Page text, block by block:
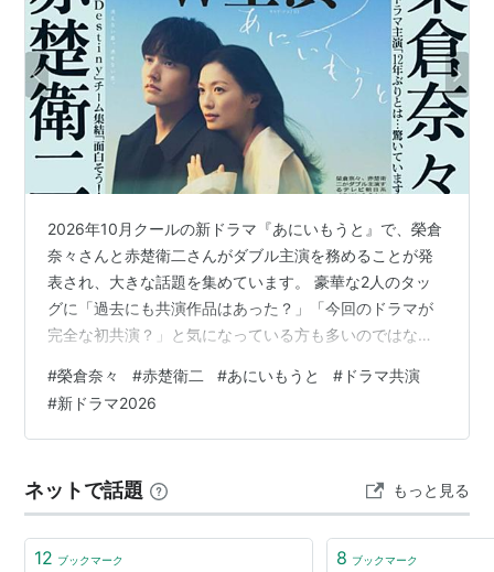
2026年10月クールの新ドラマ『あにいもうと』で、榮倉
奈々さんと赤楚衛二さんがダブル主演を務めることが発
表され、大きな話題を集めています。 豪華な2人のタッ
グに「過去にも共演作品はあった？」「今回のドラマが
完全な初共演？」と気になっている方も多いのではない
タッグを組んでドラマで共演するのは今回の『あにいも
うと』が初共演となります。 この記事では、榮倉奈々さ
んと赤楚衛二さんの過去の接点や実年齢の差、演技派と
す。 さらに、それぞれの過去の代表作を今すぐ楽しめる
動画配信サービスの情報まで詳しくお…
#榮倉奈々 #赤楚衛二 #あにいもうと # ドラマ共演
#新ドラマ2026
ネットで話題 もっと見る
12 ブックマーク 8 ブックマーク